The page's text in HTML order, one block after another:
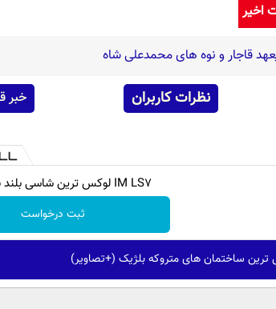
اخیر
قاجار و نوه های محمدعلی شاه
نظرات کاربران خبر
IM LS7 لوکس ترین شاسی بلند برقی ایران
ثبت درخواست
ترین ساختمان های متروکه بلژیک (+تصاویر)